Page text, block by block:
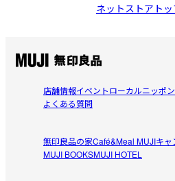
ネットストアト
店舗情報イベントローカルニッポン
よくある質問
無印良品の家Café&Meal MUJIキャ
MUJI BOOKSMUJI HOTEL